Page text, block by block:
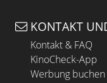
KONTAKT
Kontakt & FAQ
KinoCheck-App
Werbung buchen